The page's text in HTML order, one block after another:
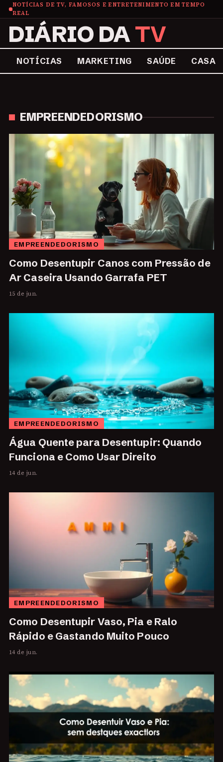
NOTÍCIAS DE TV, FAMOSOS E ENTRETENIMENTO EM TEMPO
REAL
DIÁRIO DATV
NOTÍCIAS MARKETING SAÚDE CASA
EMPREENDEDORISMO
EMPREENDEDORISMO
Como Desentupir Canos com Pressão de
Ar Caseira Usando Garrafa PET
15 de jun.
EMPREENDEDORISMO
Água Quente para Desentupir: Quando
Funciona e Como Usar Direito
14 de jun.
EMPREENDEDORISMO
Como Desentupir Vaso, Pia e Ralo
Rápido e Gastando Muito Pouco
14 de jun.